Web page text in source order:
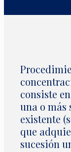
consiste
una o más
existente
que
sucesión